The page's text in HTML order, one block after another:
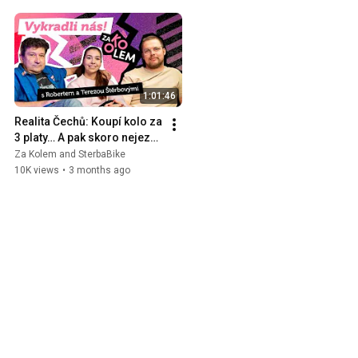
1:01:46
Realita Čechů: Koupí kolo za
3 platy… A pak skoro nejezdí
🚲
Za Kolem and SterbaBike
10K views • 3 months ago